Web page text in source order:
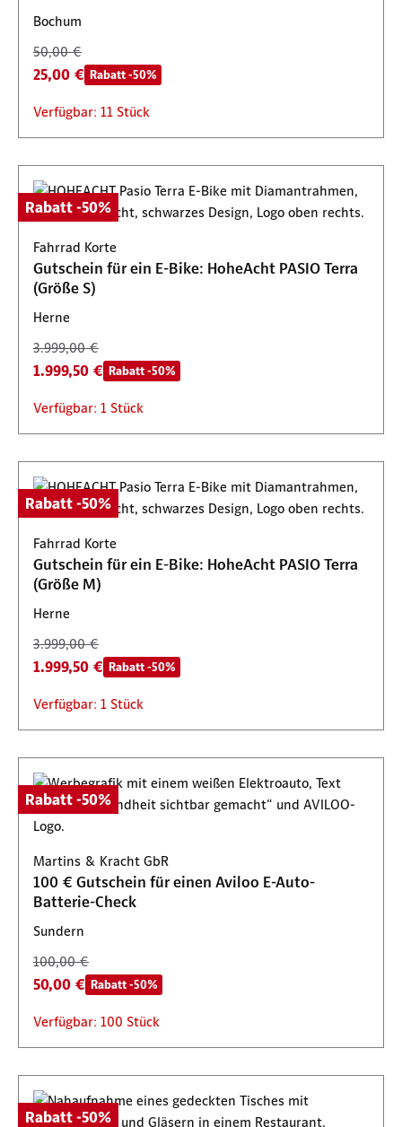
Bochum
50,00 €
25,00 € Rabatt -50%
Verfügbar: 11 Stück
Rabatt -50%
Fahrrad Korte
Gutschein für ein E-Bike: HoheAcht PASIO Terra
(Größe S)
Herne
3.999,00 €
1.999,50 € Rabatt -50%
Verfügbar: 1 Stück
Rabatt -50%
Fahrrad Korte
Gutschein für ein E-Bike: HoheAcht PASIO Terra
(Größe M)
Herne
3.999,00 €
1.999,50 € Rabatt -50%
Verfügbar: 1 Stück
Rabatt -50%
Martins & Kracht GbR
100 € Gutschein für einen Aviloo E-Auto-
Batterie-Check
Sundern
100,00 €
50,00 € Rabatt -50%
Verfügbar: 100 Stück
Rabatt -50%